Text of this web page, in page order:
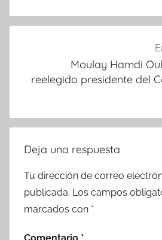
Moulay Hamdi
reelegido presidente del
Deja una respuesta
Tu dirección de correo
publicada. Los campos
marcados con *